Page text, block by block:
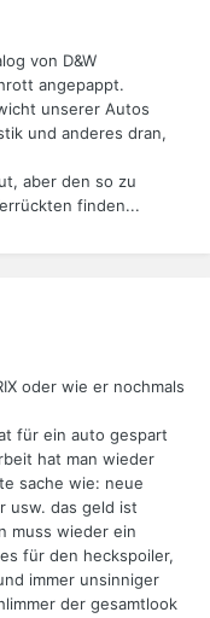
von D&W
angepappt.
unserer Autos
und anderes dran,
aber den so zu
finden...
oder wie er nochmals
für ein auto gespart
hat man wieder
sache wie: neue
usw. das geld ist
muss wieder ein
für den heckspoiler,
immer unsinniger
der gesamtlook